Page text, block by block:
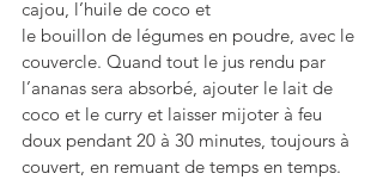
cajou, l’huile de coco et
le bouillon de légumes en poudre, avec le
couvercle. Quand tout le jus rendu par
l’ananas sera absorbé, ajouter le lait de
coco et le curry et laisser mijoter à feu
doux pendant 20 à 30 minutes, toujours à
couvert, en remuant de temps en temps.